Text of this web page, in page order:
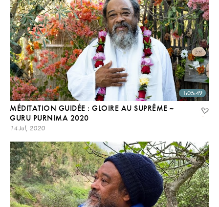
1:05:49
MÉDITATION GUIDÉE : GLOIRE AU SUPRÊME ~
GURU PURNIMA 2020
14 Jul, 2020